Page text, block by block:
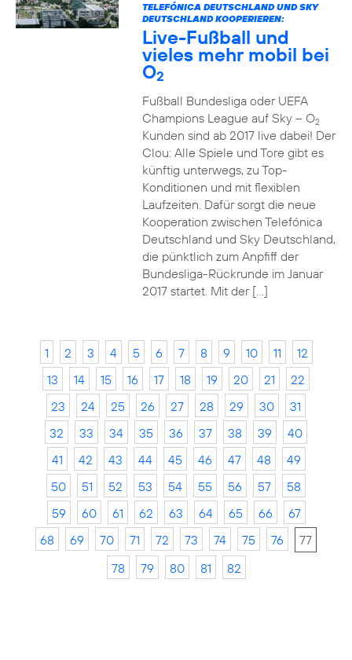
TELEFÓNICA DEUTSCHLAND UND SKY
DEUTSCHLAND KOOPERIEREN:
Live-Fußball und
vieles mehr mobil bei
O2
Fußball Bundesliga oder UEFA
Champions League auf Sky – O2
Kunden sind ab 2017 live dabei! Der
Clou: Alle Spiele und Tore gibt es
künftig unterwegs, zu Top-
Konditionen und mit flexiblen
Laufzeiten. Dafür sorgt die neue
Kooperation zwischen Telefónica
Deutschland und Sky Deutschland,
die pünktlich zum Anpfiff der
Bundesliga-Rückrunde im Januar
2017 startet. Mit der […]
1 2 3 4 5 6 7 8 9 10 11
12
13
14 15 16 17 18 19 20 21
22
23
24 25 26 27 28 29 30
31
32
33 34 35 36 37 38 39
40
41
42 43 44 45 46 47 48
49
50
51 52 53 54 55 56 57
58
59
60 61 62 63 64 65 66
67
68
69 70 71 72 73 74 75 76
77
78
79 80 81 82